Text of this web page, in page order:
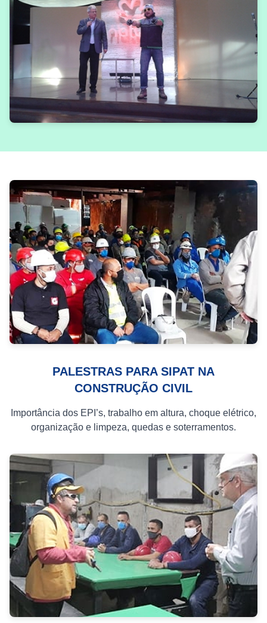
PALESTRAS PARA SIPAT NA
CONSTRUÇÃO CIVIL
Importância dos EPI’s, trabalho em altura, choque elétrico,
organização e limpeza, quedas e soterramentos.